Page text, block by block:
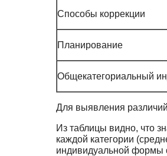
Способы коррекции
Планирование
Общекатегориальный
Для выявления
Из таблицы видно, что
каждой категории
индивидуальной формы